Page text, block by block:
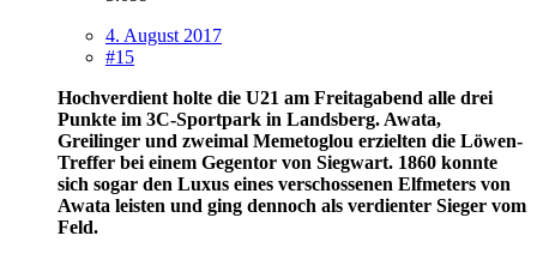
4. August 2017
#15
Hochverdient holte die U21 am Freitagabend alle drei
Punkte im 3C-Sportpark in Landsberg. Awata,
Greilinger und zweimal Memetoglou erzielten die Löwen-
Treffer bei einem Gegentor von Siegwart. 1860 konnte
sich sogar den Luxus eines verschossenen Elfmeters von
Awata leisten und ging dennoch als verdienter Sieger vom
Feld.